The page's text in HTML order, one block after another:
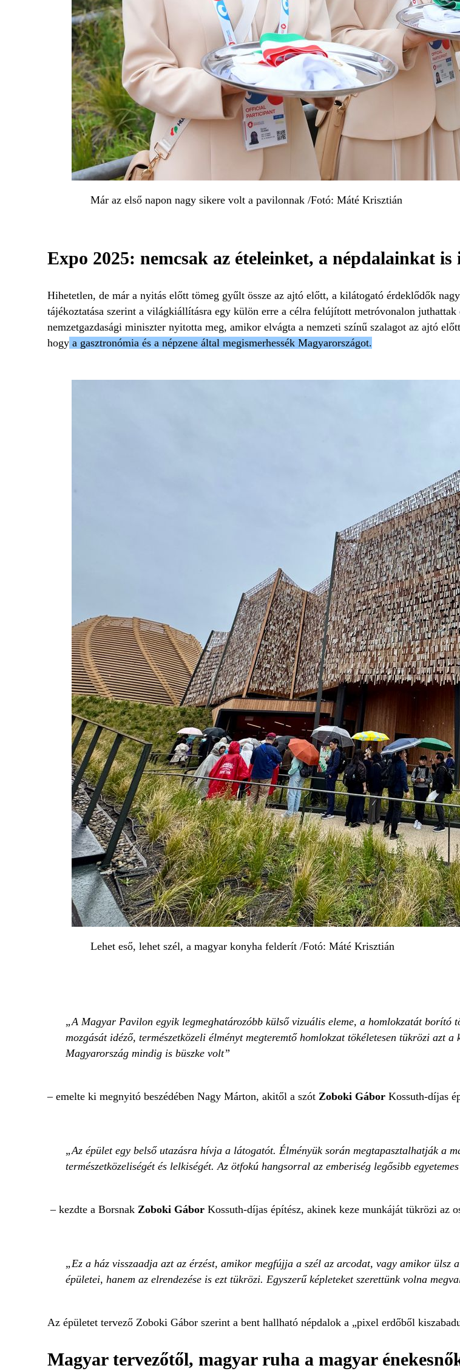
Már az első napon nagy sikere volt a pavilonnak /Fotó: Máté Krisztián
Expo 2025: nemcsak az ételeinket, a népdalainkat
Hihetetlen, de már a nyitás előtt tömeg gyűlt össze az ajtó előtt, a kilátogató érdeklődők
tájékoztatása szerint a világkiállításra egy külön erre a célra felújított metróvonalon
nemzetgazdasági miniszter nyitotta meg, amikor elvágta a nemzeti színű szalagot az ajtó
hogy a gasztronómia és a népzene által megismerhessék Magyarországot.
Lehet eső, lehet szél, a magyar konyha felderít /Fotó: Máté Krisztián
A Magyar Pavilon egyik legmeghatározóbb külső vizuális eleme, a homlokzatát borító
mozgását idéző, természetközeli élményt megteremtő homlokzat tökéletesen tükrözi azt
Magyarország mindig is büszke volt
– emelte ki megnyitó beszédében Nagy Márton, akitől a szót Zoboki Gábor Kossuth-díjas
Az épület egy belső utazásra hívja a látogatót. Élményük során megtapasztalhatják a
természetközeliségét és lelkiségét. Az ötfokú hangsorral az emberiség legősibb
– kezdte a Borsnak Zoboki Gábor Kossuth-díjas építész, akinek keze munkáját tükrözi az
Ez a ház visszaadja azt az érzést, amikor megfújja a szél az arcodat, vagy amikor ülsz
épületei, hanem az elrendezése is ezt tükrözi. Egyszerű képleteket szerettünk volna
Az épületet tervező Zoboki Gábor szerint a bent hallható népdalok a „pixel erdőből
Magyar tervezőtől, magyar ruha a magyar